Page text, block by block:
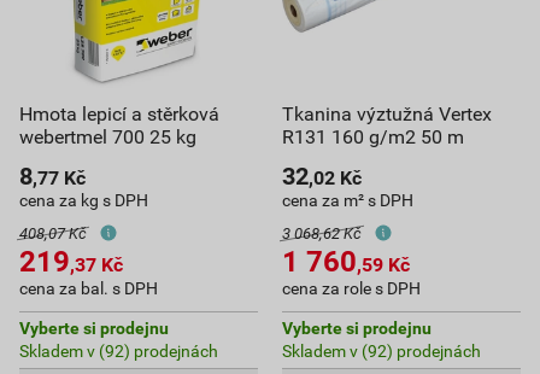
Hmota lepicí a stěrková
webertmel 700 25 kg
8,77 Kč
cena za kg s DPH
408,07 Kč
219,37 Kč
cena za bal. s DPH
Vyberte si prodejnu
Skladem v (92) prodejnách
Tkanina výztužná Vertex
R131 160 g/m2 50 m
32,02 Kč
cena za m² s DPH
3 068,62 Kč
1 760,59 Kč
cena za role s DPH
Vyberte si prodejnu
Skladem v (92) prodejnách